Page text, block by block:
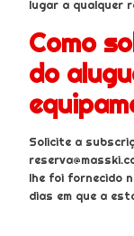
lugar a qualquer
Como
do
Solicite a
lhe foi fornecido
dias em que a